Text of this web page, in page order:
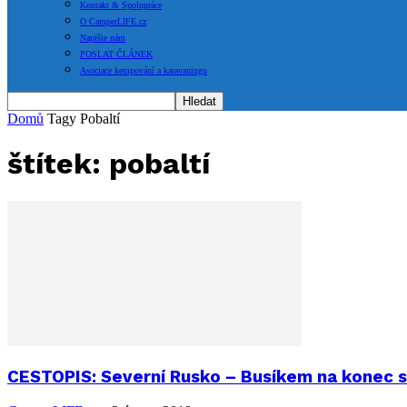
Kontakt & Spolupráce
O CamperLIFE.cz
Napište nám
POSLAT ČLÁNEK
Asociace kempování a karavaningu
Domů Tagy Pobaltí
štítek: pobaltí
CESTOPIS: Severní Rusko – Busíkem na konec